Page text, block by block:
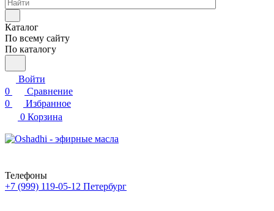
Каталог
По всему сайту
По каталогу
Войти
0
Сравнение
0
Избранное
0 Корзина
Телефоны
+7 (999) 119-05-12 Петербург